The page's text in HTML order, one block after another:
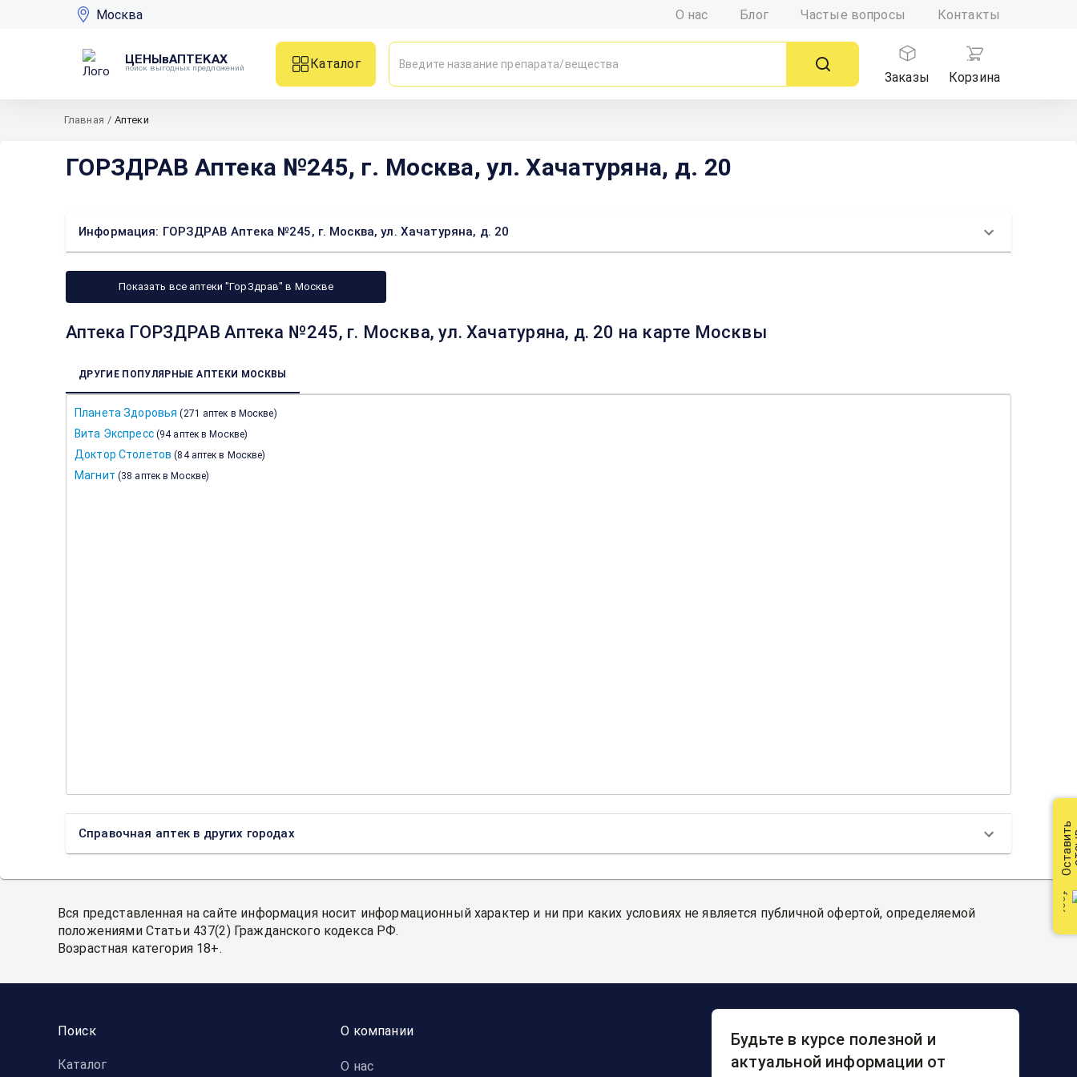
Москва О нас Блог Частые вопросы Контакты
ЦЕНЫвАПТЕКАХ
поиск выгодных предложений
Каталог
Заказы
Корзина
Главная / Аптеки
ГОРЗДРАВ Аптека №245, г. Москва, ул. Хачатуряна, д. 20
Информация: ГОРЗДРАВ Аптека №245, г. Москва, ул. Хачатуряна, д. 20
Показать все аптеки "ГорЗдрав" в Москве
Аптека ГОРЗДРАВ Аптека №245, г. Москва, ул. Хачатуряна, д. 20 на карте Москвы
ДРУГИЕ ПОПУЛЯРНЫЕ АПТЕКИ МОСКВЫ
Планета Здоровья (271 аптек в Москве)
Вита Экспресс (94 аптек в Москве)
Доктор Столетов (84 аптек в Москве)
Магнит (38 аптек в Москве)
Справочная аптек в других городах
Вся представленная на сайте информация носит информационный характер и ни при каких условиях не является публичной офертой, определяемой
положениями Статьи 437(2) Гражданского кодекса РФ.
Возрастная категория 18+.
Поиск
Каталог
О компании
О нас
Будьте в курсе полезной и
актуальной информации от
Оставить